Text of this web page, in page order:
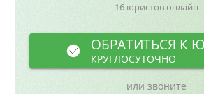
16 юристов онлайн
ОБРАТИТЬСЯ К
КРУГЛОСУТОЧНО
или звоните